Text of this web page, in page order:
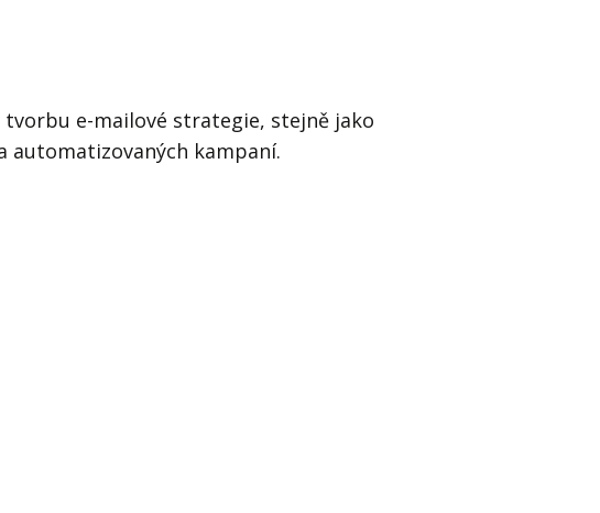
Já v médiích
tvorbu e-mailové strategie, stejně jako
automatizovaných kampaní.